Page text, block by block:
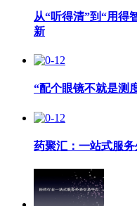
从“听得清”到“用得
新
“配个眼镜不就是测
药聚汇：一站式服